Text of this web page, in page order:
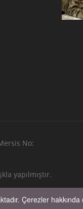
No:
yapılmıştır.
Çerezler hakkında